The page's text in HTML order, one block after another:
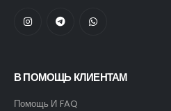
В ПОМОЩЬ КЛИЕНТАМ
Помощь И FAQ